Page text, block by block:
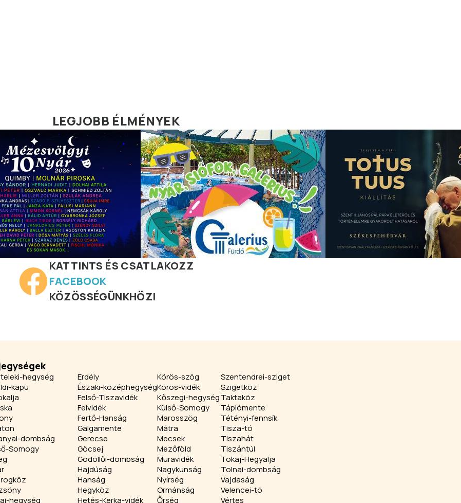
LEGJOBB ÉLMÉNYEK
KATTINTS ÉS CSATLAKOZZ
FACEBOOK
KÖZÖSSÉGÜNKHÖZ!
hegység
kapu
dombság
Somogy
hegység
Erdély
Északi-középhegység
Felső-Tiszavidék
Felvidék
Fertő-Hanság
Galgamente
Gerecse
Göcsej
Gödöllői-dombság
Hajdúság
Hanság
Hegyköz
Hetés-Kerka-vidék
Körös-szög
Körös-vidék
Kőszegi-hegység
Külső-Somogy
Marosszög
Mátra
Mecsek
Mezőföld
Muravidék
Nagykunság
Nyírség
Ormánság
Őrség
Szentendrei-sziget
Szigetköz
Taktaköz
Tápiómente
Tétényi-fennsík
Tisza-tó
Tiszahát
Tiszántúl
Tokaj-Hegyalja
Tolnai-dombság
Vajdaság
Velencei-tó
Vértes